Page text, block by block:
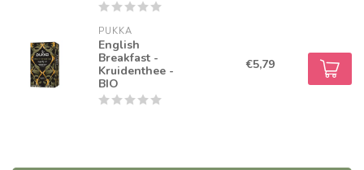
PUKKA
English
Breakfast -
Kruidenthee -
BIO
€5,79